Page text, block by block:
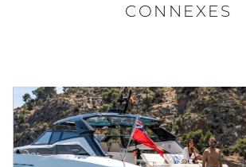
CONNEXES